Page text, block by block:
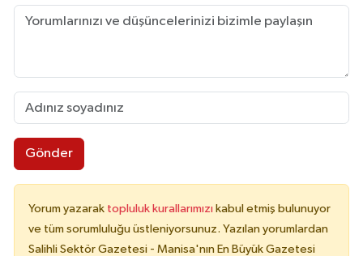
Gönder
Yorum yazarak topluluk kurallarımızı kabul etmiş bulunuyor
ve tüm sorumluluğu üstleniyorsunuz. Yazılan yorumlardan
Salihli Sektör Gazetesi - Manisa'nın En Büyük Gazetesi